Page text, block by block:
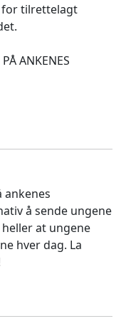
tilrettelagt
ANKENES
ankenes
å sende ungene
at ungene
hver dag. La